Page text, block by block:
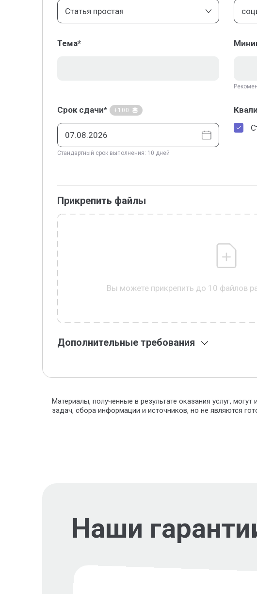
Статья простая
Тема*
Срок сдачи* +100
Стандартный срок выполнения: 10 дней
Прикрепить файлы
Вы можете прикрепить до 10 файлов
Дополнительные требования
Материалы, полученные в результате оказания услуг,
задач, сбора информации и источников, но не являются
Наши